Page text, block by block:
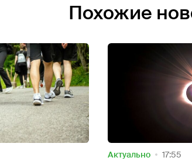
Похожие
Актуально 17:55